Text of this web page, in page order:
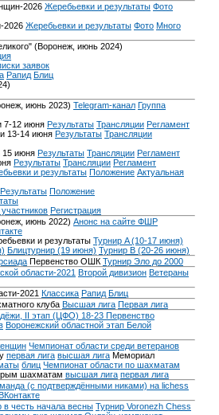
2026 Жеребьевки и результаты Фото
2026 Жеребьевки и результаты Фото Много
(Воронеж, июнь 2024)
заявок
Рапид Блиц
июнь 2023) Telegram-канал Группа
7-12 июня Результаты Трансляции Регламент
13-14 июня Результаты Трансляции
15 июня Результаты Трансляции Регламент
Результаты Трансляции Регламент
и результаты Положение Актуальная
Результаты Положение
Регистрация
июнь 2022) Анонс на сайте ФШР
и результаты Турнир A (10-17 июня)
Блицтурнир (19 июня) Турнир B (20-26 июня)
Первенство ОШК Турнир Эло до 2000
области-2021 Второй дивизион Ветераны
2021 Классика Рапид Блиц
клуба Высшая лига Первая лига
II этап (ЦФО) 18-23 Первенство
Воронежский областной этап Белой
Чемпионат области среди ветеранов
первая лига высшая лига Мемориал
блиц Чемпионат области по шахматам
шахматам высшая лига первая лига
(с подтверждёнными никами) на lichess
в честь начала весны Турнир Voronezh Chess